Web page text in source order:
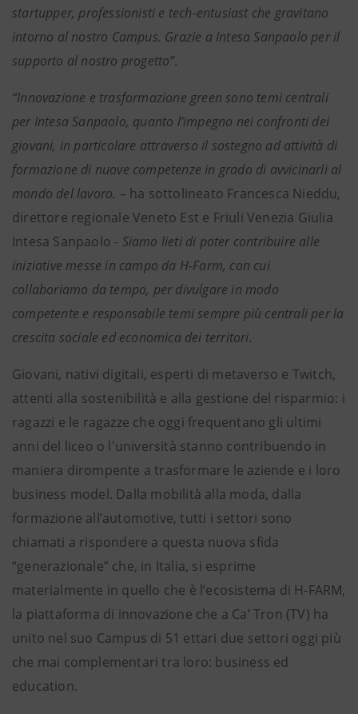
startupper, professionisti e tech-entusiast che gravitano
intorno al nostro Campus. Grazie a Intesa Sanpaolo per il
supporto al nostro progetto”.
“Innovazione e trasformazione green sono temi centrali
per Intesa Sanpaolo, quanto l’impegno nei confronti dei
giovani, in particolare attraverso il sostegno ad attività di
formazione di nuove competenze in grado di avvicinarli al
mondo del lavoro. – ha sottolineato Francesca Nieddu,
direttore regionale Veneto Est e Friuli Venezia Giulia
Intesa Sanpaolo - Siamo lieti di poter contribuire alle
iniziative messe in campo da H-Farm, con cui
collaboriamo da tempo, per divulgare in modo
competente e responsabile temi sempre più centrali per la
crescita sociale ed economica dei territori.
Giovani, nativi digitali, esperti di metaverso e Twitch,
attenti alla sostenibilità e alla gestione del risparmio: i
ragazzi e le ragazze che oggi frequentano gli ultimi
anni del liceo o l'università stanno contribuendo in
maniera dirompente a trasformare le aziende e i loro
business model. Dalla mobilità alla moda, dalla
formazione all’automotive, tutti i settori sono
chiamati a rispondere a questa nuova sfida
“generazionale” che, in Italia, si esprime
materialmente in quello che è l’ecosistema di H-FARM,
la piattaforma di innovazione che a Ca’ Tron (TV) ha
unito nel suo Campus di 51 ettari due settori oggi più
che mai complementari tra loro: business ed
education.